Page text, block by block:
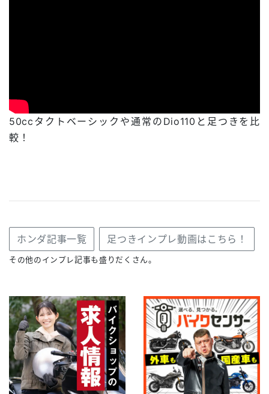
50ccタクトベーシックや通常のDio110と足つきを比
較！
ホンダ記事一覧 足つきインプレ動画はこちら！
その他のインプレ記事も盛りだくさん。